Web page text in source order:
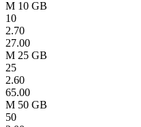
M 10 GB
10
2.70
27.00
M 25 GB
25
2.60
65.00
M 50 GB
50